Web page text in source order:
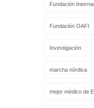
Fundación
Fundación OAFI
Investigación
marcha nórdica
mejor médico de